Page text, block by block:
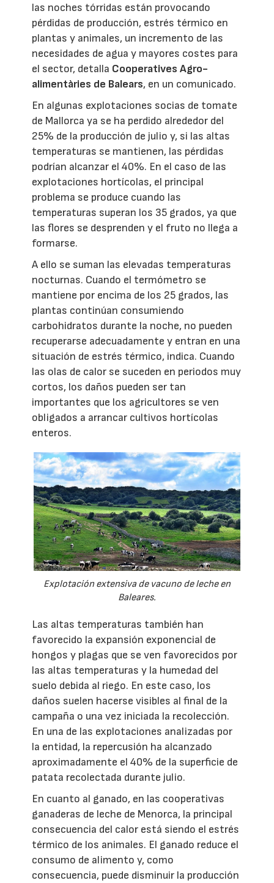
las noches tórridas están provocando
pérdidas de producción, estrés térmico en
plantas y animales, un incremento de las
necesidades de agua y mayores costes para
el sector, detalla Cooperatives Agro-
alimentàries de Balears, en un comunicado.
En algunas explotaciones socias de tomate
de Mallorca ya se ha perdido alrededor del
25% de la producción de julio y, si las altas
temperaturas se mantienen, las pérdidas
podrían alcanzar el 40%. En el caso de las
explotaciones hortícolas, el principal
problema se produce cuando las
temperaturas superan los 35 grados, ya que
las flores se desprenden y el fruto no llega a
formarse.
A ello se suman las elevadas temperaturas
nocturnas. Cuando el termómetro se
mantiene por encima de los 25 grados, las
plantas continúan consumiendo
carbohidratos durante la noche, no pueden
recuperarse adecuadamente y entran en una
situación de estrés térmico, indica. Cuando
las olas de calor se suceden en periodos muy
cortos, los daños pueden ser tan
importantes que los agricultores se ven
obligados a arrancar cultivos hortícolas
enteros.
Explotación extensiva de vacuno de leche en
Baleares.
Las altas temperaturas también han
favorecido la expansión exponencial de
hongos y plagas que se ven favorecidos por
las altas temperaturas y la humedad del
suelo debida al riego. En este caso, los
daños suelen hacerse visibles al final de la
campaña o una vez iniciada la recolección.
En una de las explotaciones analizadas por
la entidad, la repercusión ha alcanzado
aproximadamente el 40% de la superficie de
patata recolectada durante julio.
En cuanto al ganado, en las cooperativas
ganaderas de leche de Menorca, la principal
consecuencia del calor está siendo el estrés
térmico de los animales. El ganado reduce el
consumo de alimento y, como
consecuencia, puede disminuir la producción